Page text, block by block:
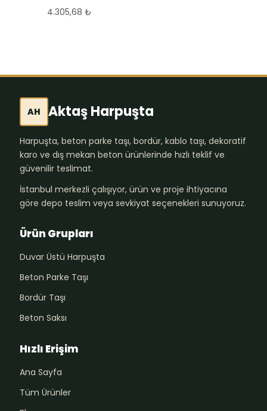
4.305,68 ₺
AH Aktaş Harpuşta
Harpuşta, beton parke taşı, bordür, kablo taşı, dekoratif
karo ve dış mekan beton ürünlerinde hızlı teklif ve
güvenilir teslimat.
İstanbul merkezli çalışıyor, ürün ve proje ihtiyacına
göre depo teslim veya sevkiyat seçenekleri sunuyoruz.
Ürün Grupları
Duvar Üstü Harpuşta
Beton Parke Taşı
Bordür Taşı
Beton Saksı
Hızlı Erişim
Ana Sayfa
Tüm Ürünler